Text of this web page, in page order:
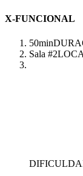
X-FUNCIONAL
50min
Sala #2